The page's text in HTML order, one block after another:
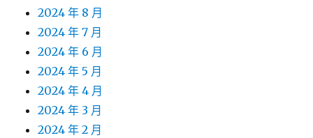
2024 年 8 月
2024 年 7 月
2024 年 6 月
2024 年 5 月
2024 年 4 月
2024 年 3 月
2024 年 2 月